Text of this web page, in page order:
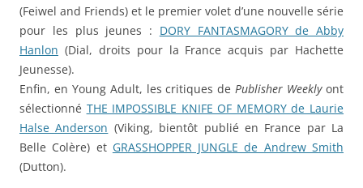
(Feiwel and Friends) et le premier volet d’une nouvelle série
pour les plus jeunes : DORY FANTASMAGORY de Abby
Hanlon (Dial, droits pour la France acquis par Hachette
Jeunesse).
Enfin, en Young Adult, les critiques de Publisher Weeklyont
sélectionné THE IMPOSSIBLE KNIFE OF MEMORY de Laurie
Halse Anderson (Viking, bientôt publié en France par La
Belle Colère) et GRASSHOPPER JUNGLE de Andrew Smith
(Dutton).